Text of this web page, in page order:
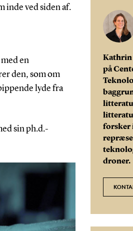
inde ved siden af.
en
den, som om
lyde fra
sin ph.d.-
Kathrin
på
forsker
droner.